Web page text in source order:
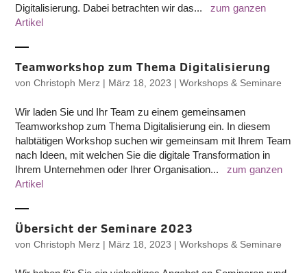
Digitalisierung. Dabei betrachten wir das...
zum ganzen
Artikel
Teamworkshop zum Thema Digitalisierung
vonChristoph Merz | März 18, 2023 |Workshops & Seminare
Wir laden Sie und Ihr Team zu einem gemeinsamen
Teamworkshop zum Thema Digitalisierung ein. In diesem
halbtätigen Workshop suchen wir gemeinsam mit Ihrem Team
nach Ideen, mit welchen Sie die digitale Transformation in
Ihrem Unternehmen oder Ihrer Organisation...
zum ganzen
Artikel
Übersicht der Seminare 2023
vonChristoph Merz | März 18, 2023 |Workshops & Seminare